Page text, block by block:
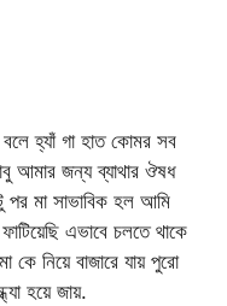
বলে হ্যাঁ গা হাত কোমর সব
আমার জন্য ব্যাথার ঔষধ
মা সাভাবিক হল আমি
এভাবে চলতে থাকে
কে নিয়ে বাজারে যায় পুরো
হয়ে জায়.